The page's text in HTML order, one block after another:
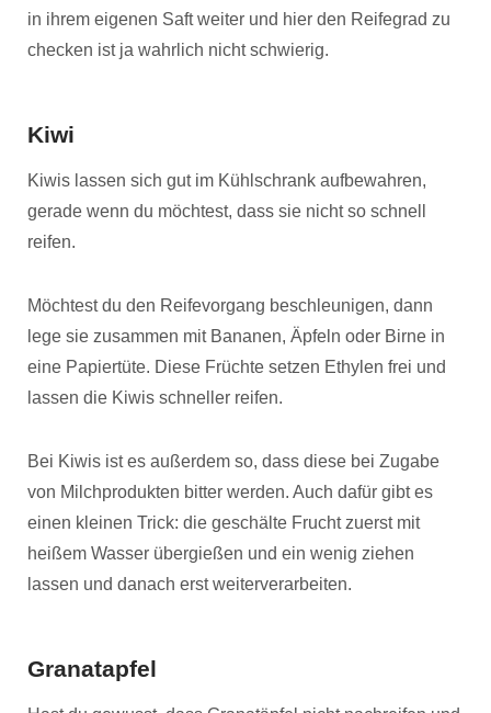
in ihrem eigenen Saft weiter und hier den Reifegrad zu
checken ist ja wahrlich nicht schwierig.
Kiwi
Kiwis lassen sich gut im Kühlschrank aufbewahren,
gerade wenn du möchtest, dass sie nicht so schnell
reifen.
Möchtest du den Reifevorgang beschleunigen, dann
lege sie zusammen mit Bananen, Äpfeln oder Birne in
eine Papiertüte. Diese Früchte setzen Ethylen frei und
lassen die Kiwis schneller reifen.
Bei Kiwis ist es außerdem so, dass diese bei Zugabe
von Milchprodukten bitter werden. Auch dafür gibt es
einen kleinen Trick: die geschälte Frucht zuerst mit
heißem Wasser übergießen und ein wenig ziehen
lassen und danach erst weiterverarbeiten.
Granatapfel